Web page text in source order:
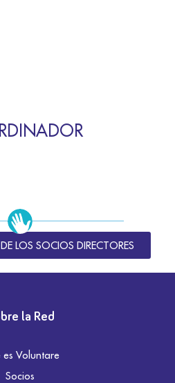
LOS SOCIOS DIRECTORES
la Red
es Voluntare
Socios